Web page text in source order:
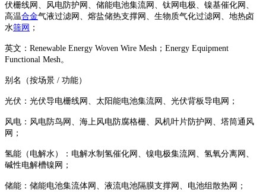
伏栅线网、风电防护网、储能电池集流网、钛网电极、镍基催化网、
高温合金气液过滤网、熔盐储热支撑网、生物质气化过滤网、地热卤
水筛网 ；
英文：Renewable Energy Woven Wire Mesh；Energy Equipment
Functional Mesh。
别名（按场景 / 功能）
光伏：光伏导电栅线网、太阳能电池集流网、光伏背板导电网；
风电：风电防鸟网、海上风电防腐格栅、风机叶片防护网、塔筒通风
网；
氢能（电解水）：电解水制氢催化网、镍电极集流网、氢氧分离网、
碱性电解槽镍网；
储能：储能电池集流体网、液流电池隔膜支撑网、电池组散热网；